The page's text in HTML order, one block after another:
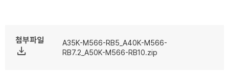
첨부파일
file_download
A35K-M566-RB5_A40K-M566-
RB7.2_A50K-M566-RB10.zip